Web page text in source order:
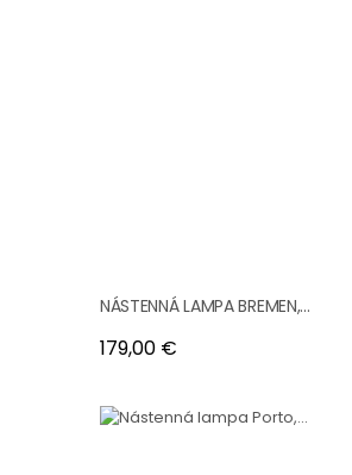
NÁSTENNÁ LAMPA BREMEN,...
Cena
179,00 €